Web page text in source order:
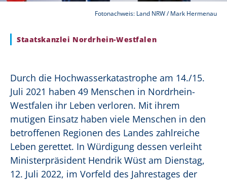
Fotonachweis: Land NRW / Mark Hermenau
Staatskanzlei Nordrhein-Westfalen
Durch die Hochwasserkatastrophe am 14./15.
Juli 2021 haben 49 Menschen in Nordrhein-
Westfalen ihr Leben verloren. Mit ihrem
mutigen Einsatz haben viele Menschen in den
betroffenen Regionen des Landes zahlreiche
Leben gerettet. In Würdigung dessen verleiht
Ministerpräsident Hendrik Wüst am Dienstag,
12. Juli 2022, im Vorfeld des Jahrestages der